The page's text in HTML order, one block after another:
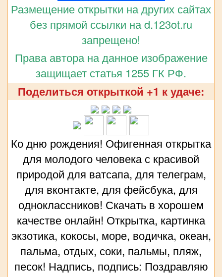
Размещение открытки на других сайтах
без прямой ссылки на d.123ot.ru
запрещено!
Права автора на данное изображение
защищает статья 1255 ГК РФ.
Поделиться открыткой +1 к удаче:
Ко дню рождения! Офигенная открытка
для молодого человека с красивой
природой для ватсапа, для телеграм,
для вконтакте, для фейсбука, для
одноклассников! Скачать в хорошем
качестве онлайн! Открытка, картинка
экзотика, кокосы, море, водичка, океан,
пальма, отдых, соки, пальмы, пляж,
песок! Надпись, подпись: Поздравляю